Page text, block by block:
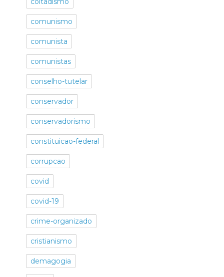
comunismo
comunista
comunistas
conselho-tutelar
conservador
conservadorismo
constituicao-federal
corrupcao
covid
covid-19
crime-organizado
cristianismo
demagogia